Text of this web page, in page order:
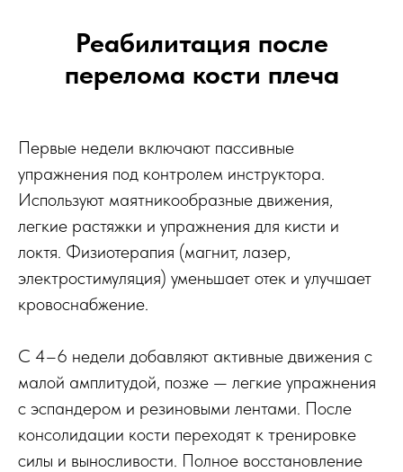
Реабилитация после
перелома кости плеча
Первые недели включают пассивные
упражнения под контролем инструктора.
Используют маятникообразные движения,
легкие растяжки и упражнения для кисти и
локтя. Физиотерапия (магнит, лазер,
электростимуляция) уменьшает отек и улучшает
кровоснабжение.
С 4–6 недели добавляют активные движения с
малой амплитудой, позже — легкие упражнения
с эспандером и резиновыми лентами. После
консолидации кости переходят к тренировке
силы и выносливости. Полное восстановление